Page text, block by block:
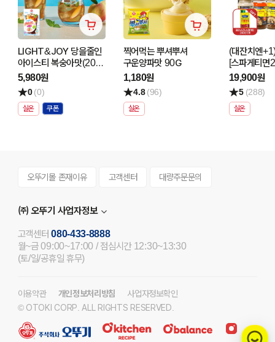
LIGHT&JOY 당을줄인
아이스티 복숭아맛(20T)
240G
5,980원
0(0)
실온
찍어먹는 뿌셔뿌셔
구운양파맛 90G
1,180원
4.8 (96)
실온
(대잔치엔
[스파게티면
파스타 소스
골라담기
19,900원
5 (288)
실온
오뚜기몰 존재이유 고객센터 대량주문문의
㈜ 오뚜기 사업자정보
고객센터080-433-8888
월~금 09:00~17:00 / 점심시간 12:30~13:30
(토/일/공휴일 휴무)
이용약관 개인정보처리방침
사업자정보확인
© OTOKI CORP. ALL RIGHTS RESERVED.